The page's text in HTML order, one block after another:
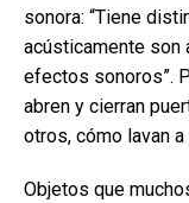
sonora: “Tiene
acústicamente son
efectos sonoros”.
abren y cierran
otros, cómo lavan
Objetos que